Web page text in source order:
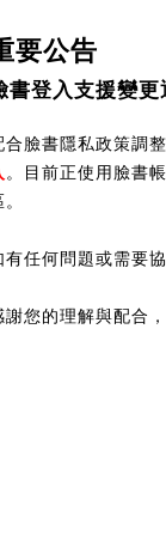
要公告
書登入支援變更
合臉書隱私政策調
。目前正使用臉書
。
有任何問題或需要
謝您的理解與配合